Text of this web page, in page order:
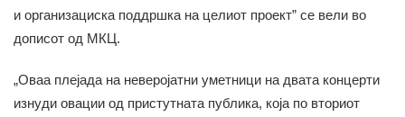
и организациска поддршка на целиот проект” се вели во
дописот од МКЦ.
„Оваа плејада на неверојатни уметници на двата концерти
изнуди овации од пристутната публика, која по вториот